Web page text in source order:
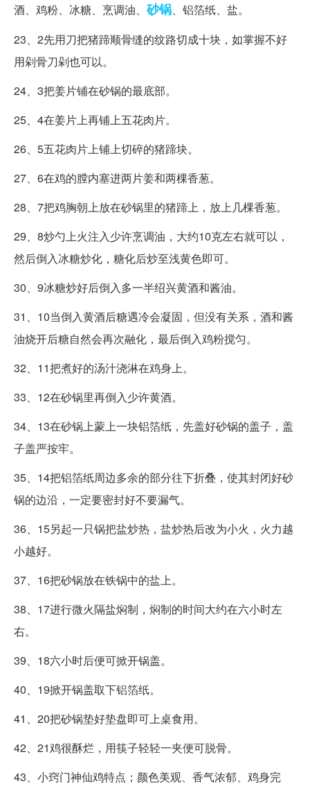
酒、鸡粉、冰糖、烹调油、砂锅、铝箔纸、盐。
23、2先用刀把猪蹄顺骨缝的纹路切成十块，如掌握不好
用剁骨刀剁也可以。
24、3把姜片铺在砂锅的最底部。
25、4在姜片上再铺上五花肉片。
26、5五花肉片上铺上切碎的猪蹄块。
27、6在鸡的膛内塞进两片姜和两棵香葱。
28、7把鸡胸朝上放在砂锅里的猪蹄上，放上几棵香葱。
29、8炒勺上火注入少许烹调油，大约10克左右就可以，
然后倒入冰糖炒化，糖化后炒至浅黄色即可。
30、9冰糖炒好后倒入多一半绍兴黄酒和酱油。
31、10当倒入黄酒后糖遇冷会凝固，但没有关系，酒和酱
油烧开后糖自然会再次融化，最后倒入鸡粉搅匀。
32、11把煮好的汤汁浇淋在鸡身上。
33、12在砂锅里再倒入少许黄酒。
34、13在砂锅上蒙上一块铝箔纸，先盖好砂锅的盖子，盖
子盖严按牢。
35、14把铝箔纸周边多余的部分往下折叠，使其封闭好砂
锅的边沿，一定要密封好不要漏气。
36、15另起一只锅把盐炒热，盐炒热后改为小火，火力越
小越好。
37、16把砂锅放在铁锅中的盐上。
38、17进行微火隔盐焖制，焖制的时间大约在六小时左
右。
39、18六小时后便可掀开锅盖。
40、19掀开锅盖取下铝箔纸。
41、20把砂锅垫好垫盘即可上桌食用。
42、21鸡很酥烂，用筷子轻轻一夹便可脱骨。
43、小窍门神仙鸡特点；颜色美观、香气浓郁、鸡身完